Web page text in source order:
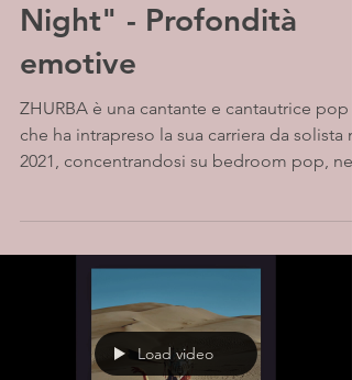
Night" - Profondità
emotive
ZHURBA è una cantante e cantautrice pop
che ha intrapreso la sua carriera da solista
2021, concentrandosi su bedroom pop,
Load video